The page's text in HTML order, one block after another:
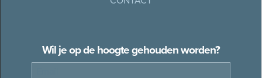
Wil je op de hoogte gehouden worden?